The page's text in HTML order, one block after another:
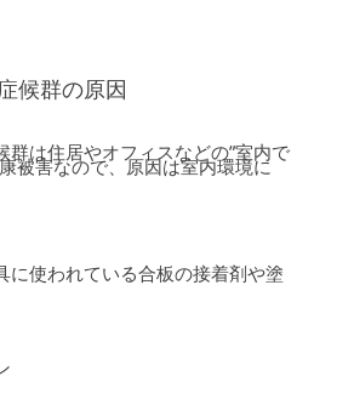
候群の原因
群は住居やオフィスなどの”室内で
被害なので、原因は室内環境に
に使われている合板の接着剤や塗